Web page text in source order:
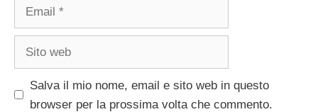
Salva il mio nome, email e sito web in questo
browser per la prossima volta che commento.